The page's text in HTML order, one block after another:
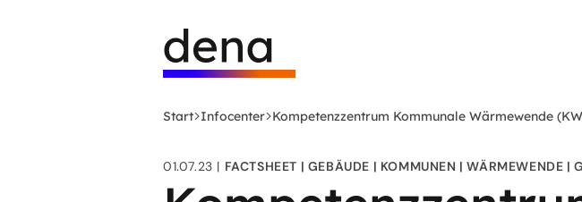
Deutsche
Energie-
Agentur
-
Startseite
Start Infocenter Kompetenzzentrum Kommunale Wärmewende
01.07.23 FACTSHEET GEBÄUDE KOMMUNEN WÄRMEWENDE